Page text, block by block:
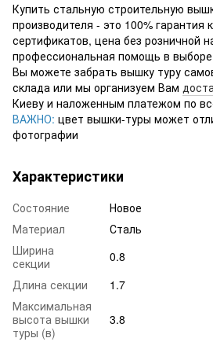
Купить стальную строительную
производителя - это 100% гарантия
сертификатов, цена без розничной
профессиональная помощь в
Вы можете забрать вышку туру
склада или мы организуем Вам
Киеву и наложенным платежом по
ВАЖНО: цвет вышки-туры может
фотографии
Характеристики
Состояние
Новое
Материал
Сталь
Ширина
секции
0.8
Длина секции
1.7
Максимальная
высота вышки
туры (в)
3.8